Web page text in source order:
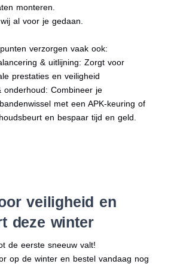
monteren.
al voor je gedaan.
verzorgen vaak ook:
& uitlijning: Zorgt voor
prestaties en veiligheid
onderhoud: Combineer je
met een APK-keuring of
en bespaar tijd en geld.
veiligheid en
deze winter
de eerste sneeuw valt!
op de winter en bestel vandaag nog